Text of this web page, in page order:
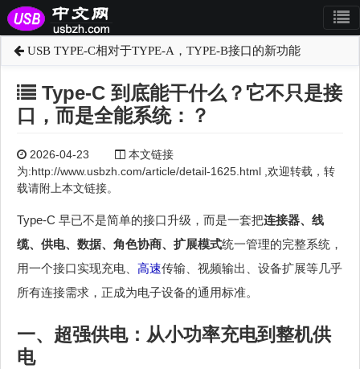
USB TYPE-C相对于TYPE-A，TYPE-B接口的新功能
Type‑C 到底能干什么？它不只是接
口，而是全能系统：？
2026-04-23
本文链接
为:http://www.usbzh.com/article/detail-1625.html ,欢迎转载，转
载请附上本文链接。
Type‑C 早已不是简单的接口升级，而是一套把连接器、线
缆、供电、数据、角色协商、扩展模式统一管理的完整系统，
用一个接口实现充电、 高速传输、视频输出、设备扩展等几乎
所有连接需求，正成为电子设备的通用标准。
一、超强供电：从小功率充电到整机供
电